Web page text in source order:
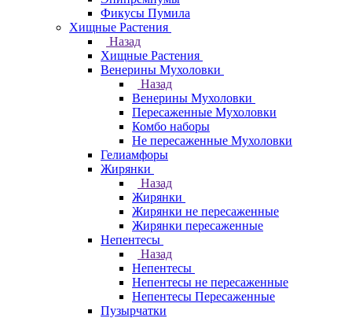
Фикусы Пумила
Хищные Растения
Назад
Хищные Растения
Венерины Мухоловки
Назад
Венерины Мухоловки
Пересаженные Мухоловки
Комбо наборы
Не пересаженные Мухоловки
Гелиамфоры
Жирянки
Назад
Жирянки
Жирянки не пересаженные
Жирянки пересаженные
Непентесы
Назад
Непентесы
Непентесы не пересаженные
Непентесы Пересаженные
Пузырчатки